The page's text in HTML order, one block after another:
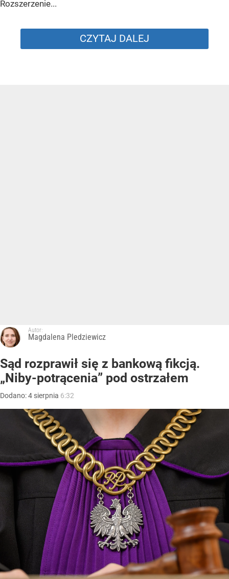
Rozszerzenie...
CZYTAJ DALEJ
Autor:
Magdalena Pledziewicz
Sąd rozprawił się z bankową fikcją.
„Niby-potrącenia” pod ostrzałem
Dodano:4 sierpnia 6:32